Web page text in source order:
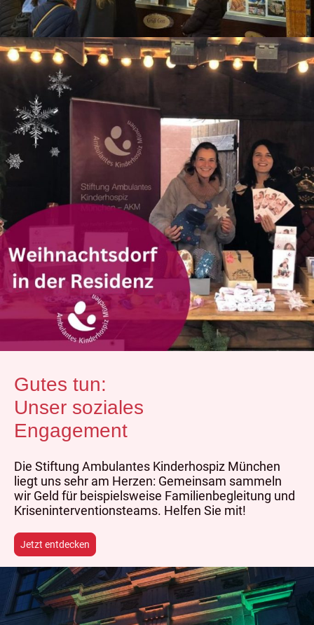
Gutes tun:
Unser soziales
Engagement
Die Stiftung Ambulantes Kinderhospiz München
liegt uns sehr am Herzen: Gemeinsam sammeln
wir Geld für beispielsweise Familienbegleitung und
Kriseninterventionsteams. Helfen Sie mit!
Jetzt entdecken